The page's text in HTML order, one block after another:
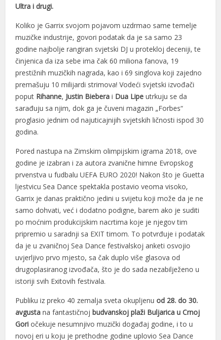
panel
panel
panel
panel
panel
panel
panel
panel
panel
panel
satın al
satın al
panel
panel
panel
panel
panel
Ultra i drugi.
Koliko je Garrix svojom pojavom uzdrmao same temelje
muzičke industrije, govori podatak da je sa samo 23
godine najbolje rangiran svjetski DJ u protekloj deceniji, te
činjenica da iza sebe ima čak 60 miliona fanova, 19
prestižnih muzičkih nagrada, kao i 69 singlova koji zajedno
premašuju 10 milijardi strimova! Vodeći svjetski izvođači
poput Rihanne, Justin Biebera i Dua Lipe utrkuju se da
sarađuju sa njim, dok ga je čuveni magazin „Forbes“
proglasio jednim od najuticajnijih svjetskih ličnosti ispod 30
godina.
Pored nastupa na Zimskim olimpijskim igrama 2018, ove
godine je izabran i za autora zvanične himne Evropskog
prvenstva u fudbalu UEFA EURO 2020! Nakon što je Guetta
ljestvicu Sea Dance spektakla postavio veoma visoko,
Garrix je danas praktično jedini u svijetu koji može da je ne
samo dohvati, već i dodatno podigne, barem ako je suditi
po moćnim produkcijskim nacrtima koje je njegov tim
pripremio u saradnji sa EXIT timom. To potvrđuje i podatak
da je u zvaničnoj Sea Dance festivalskoj anketi osvojio
uvjerljivo prvo mjesto, sa čak duplo više glasova od
drugoplasiranog izvođača, što je do sada nezabilježeno u
istoriji svih Exitovih festivala.
Publiku iz preko 40 zemalja sveta okupljenuod 28. do 30.
avgustana fantastičnoj budvanskoj plaži Buljarica u Crnoj
Gori očekuje nesumnjivo muzički događaj godine, i to u
novoj eri u koju je prethodne godine uplovio Sea Dance